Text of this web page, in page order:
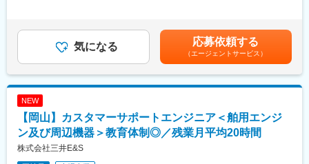
フラ設備、製品アフターサービスの5つの事業を展開しています。
製造のみならずアフターサービスにも力を入れ、ライフサイクル
全体にわたり、お客様に安心してより経済的にご使用いただける
◎2023年4月に純粋持株会社体制を解消し、新生・三井E&Sとし
変更の範囲：会社の定める業務
○使用言語：Python
※システム開発業務自体は関連会社が中心に行うため、同ポジショ
・座学による製品知識の習得や各種講習会への参加。
・研修施設や工場での製品に関する教育訓練。
・先輩社員のもとでOJT
更になる場合もございます。■新卒入社モデル年収(大卒)：27歳
(入社5年目) 650万円 / 32歳(入社10年目) 870万円賃金はあくま
でも目安の金額であり、選考を通じて上下する可能性がありま
す。月給(月額)は固定手当を含めた表記です。
気になる 応募依頼する
（エージェントサービス）
NEW
【岡山】カスタマーサポートエンジニア＜舶用エンジ
ン及び周辺機器＞教育体制◎／残業月平均20時間
株式会社三井E&S